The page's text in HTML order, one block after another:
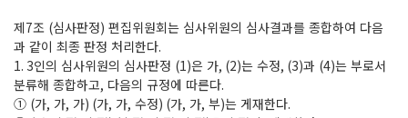
제7조 (심사판정) 편집위원회는 심사위원의 심사결과를 종합하여 다음
과 같이 최종 판정 처리한다.
1. 3인의 심사위원의 심사판정 (1)은 가, (2)는 수정, (3)과 (4)는 부로서
분류해 종합하고, 다음의 규정에 따른다.
① (가, 가, 가) (가, 가, 수정) (가, 가, 부)는 게재한다.